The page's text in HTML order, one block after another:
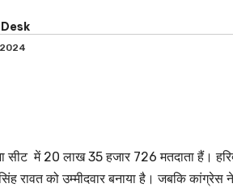
2024
सीट में 20 लाख 35 हजार 726 मतदाता हैं।
रावत को उम्मीदवार बनाया है। जबकि कांग्रेस